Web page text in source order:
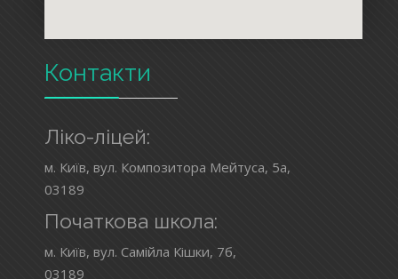
Контакти
Ліко-ліцей:
м. Київ, вул. Композитора Мейтуса, 5а,
03189
Початкова школа:
м. Київ, вул. Самійла Кішки, 7б,
03189